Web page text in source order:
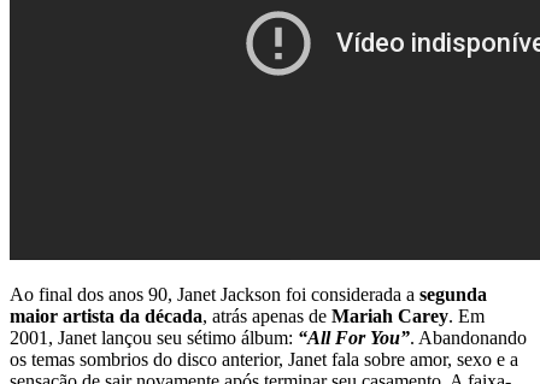
Ao final dos anos 90, Janet Jackson foi considerada a segunda
maior artista da década, atrás apenas de Mariah Carey. Em
2001, Janet lançou seu sétimo álbum: “All For You”. Abandonando
os temas sombrios do disco anterior, Janet fala sobre amor, sexo e a